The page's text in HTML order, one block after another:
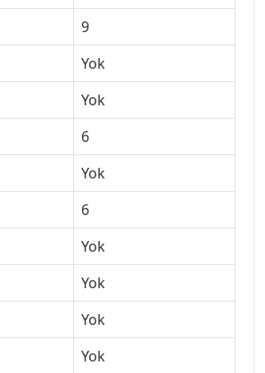
9
Yok
Yok
6
Yok
6
Yok
Yok
Yok
Yok